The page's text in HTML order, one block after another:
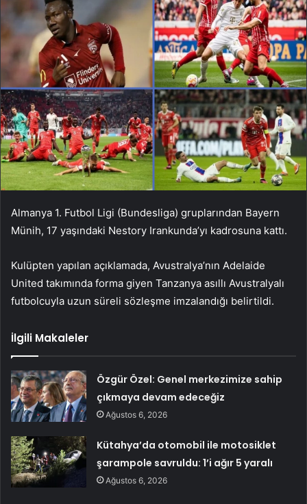
Almanya 1. Futbol Ligi (Bundesliga) gruplarından Bayern
Münih, 17 yaşındaki Nestory Irankunda’yı kadrosuna kattı.
Kulüpten yapılan açıklamada, Avustralya’nın Adelaide
United takımında forma giyen Tanzanya asıllı Avustralyalı
futbolcuyla uzun süreli sözleşme imzalandığı belirtildi.
İlgili Makaleler
Özgür Özel: Genel merkezimize sahip
çıkmaya devam edeceğiz
Ağustos 6, 2026
Kütahya’da otomobil ile motosiklet
şarampole savruldu: 1’i ağır 5 yaralı
Ağustos 6, 2026